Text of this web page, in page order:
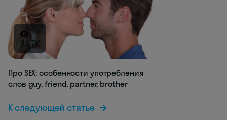
24.7K
Про SEX: особенности употребления
слов guy, friend, partner, brother
К следующей статье